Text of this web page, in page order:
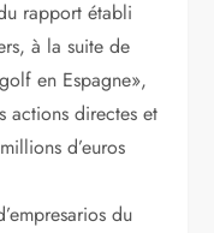
rapport établi
à la suite de
en Espagne»,
actions directes et
d’euros
du